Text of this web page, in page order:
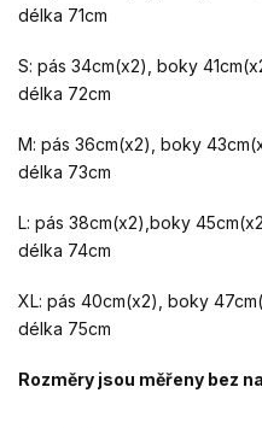
délka 71cm
S: pás 34cm(x2), boky
délka 72cm
M: pás 36cm(x2), boky
délka 73cm
L: pás 38cm(x2),boky
délka 74cm
XL: pás 40cm(x2), boky
délka 75cm
Rozměry jsou měřeny bez